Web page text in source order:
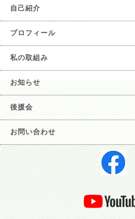
自己紹介
プロフィール
私の取組み
お知らせ
後援会
お問い合わせ